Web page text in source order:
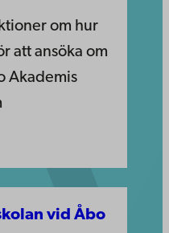
om hur
att ansöka om
Akademis
vid Åbo